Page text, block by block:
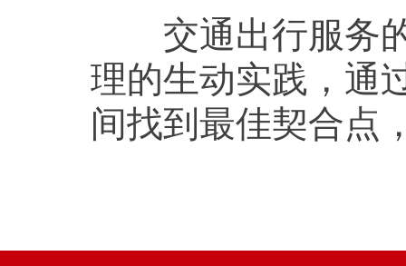
交通出行服务的
理的生动实践，通
间找到最佳契合点